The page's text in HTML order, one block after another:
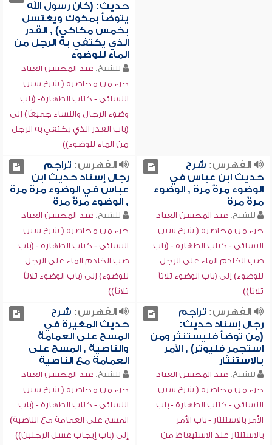
حديث: (كان رسول الله
يتوضأ بمكوك ويغتسل
بخمس مكاكي) , القدر
الذي يكتفي به الرجل من
الماء للوضوء
للشيخ: عبد المحسن العباد
جزء من محاضرة ( شرح سنن
النسائي - كتاب الطهارة- (باب
وضوء الرجال والنساء جميعًا) إلى
(باب القدر الذي يكتفي به الرجل
من الماء للوضوء))
الفهرس: شرح
حديث ابن عباس في
الوضوء مرةً مرة , الوضوء
مرةً مرة
للشيخ: عبد المحسن العباد
جزء من محاضرة ( شرح سنن
النسائي - كتاب الطهارة - (باب
صب الخادم الماء على الرجل
للوضوء) إلى (باب الوضوء ثلاثاً
ثلاثاً))
الفهرس: تراجم
رجال إسناد حديث ابن
عباس في الوضوء مرة مرة
, الوضوء مرةً مرة
للشيخ: عبد المحسن العباد
جزء من محاضرة ( شرح سنن
النسائي - كتاب الطهارة - (باب
صب الخادم الماء على الرجل
للوضوء) إلى (باب الوضوء ثلاثاً
ثلاثاً))
الفهرس: تراجم
رجال إسناد حديث:
(من توضأ فليستنثر ومن
استجمر فليوتر) , الأمر
بالاستنثار
للشيخ: عبد المحسن العباد
جزء من محاضرة ( شرح سنن
النسائي - كتاب الطهارة - باب
الأمر بالاستنثار - باب الأمر
بالاستنثار عند الاستيقاظ من
الفهرس: شرح
حديث المغيرة في
المسح على العمامة
والناصية , المسح على
العمامة مع الناصية
للشيخ: عبد المحسن العباد
جزء من محاضرة ( شرح سنن
النسائي - كتاب الطهارة - (باب
المسح على العمامة مع الناصية)
إلى (باب إيجاب غسل الرجلين))